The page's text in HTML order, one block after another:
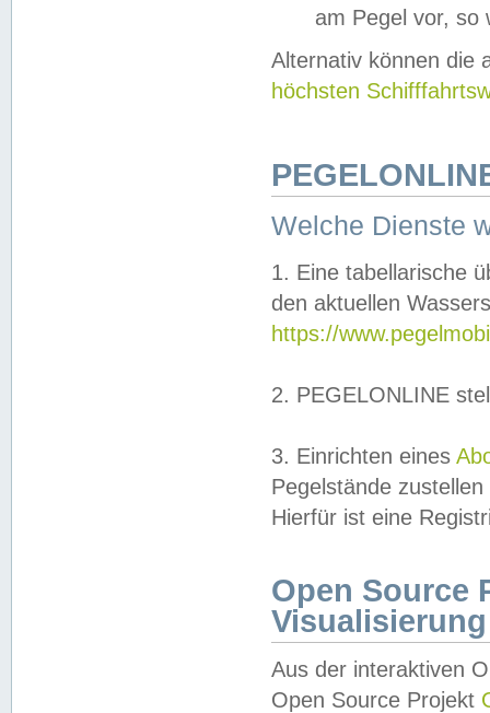
am Pegel vor,
Alternativ können die
höchsten
Welche Dienste
1. Eine tabellarische
den aktuellen
https://
2. PEGELONLINE
3. Einrichten eines
Pegelstände
Hierfür ist eine
Open Source
Visualisierung
Aus der interaktiven
Open Source Projekt